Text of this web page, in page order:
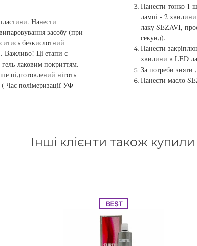
Нанести
засобу (при
безкислотний
Важливо! Ці етапи є
лаковим покриттям.
підготовлений ніготь
Час полімеризації УФ-
Нанести тонко 1
лампі - 2
лаку SEZAVI,
секунд).
Нанести
хвилини в LED
За потреби зняти
Нанести масло
Інші клієнти також купили